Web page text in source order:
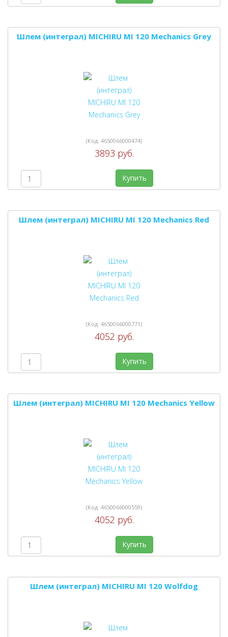
Шлем (интеграл) MICHIRU MI 120 Mechanics Grey
(Код: 4650066000474)
3893 руб.
Купить
Шлем (интеграл) MICHIRU MI 120 Mechanics Red
(Код: 4650066000771)
4052 руб.
Купить
Шлем (интеграл) MICHIRU MI 120 Mechanics Yellow
(Код: 4650066000559)
4052 руб.
Купить
Шлем (интеграл) MICHIRU MI 120 Wolfdog